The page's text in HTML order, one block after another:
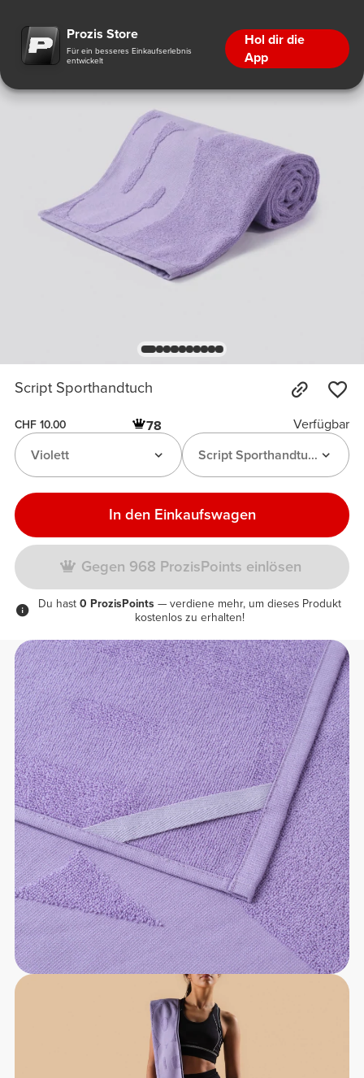
Prozis Store
Für ein besseres Einkaufserlebnis
entwickelt
Hol dir die
App
Script Sporthandtuch
CHF 10.00 78
Verfügbar
Script Sporthandtuch
Violett
In den Einkaufswagen
Gegen 968 ProzisPoints einlösen
Du hast 0 ProzisPoints — verdiene mehr, um dieses Produkt
kostenlos zu erhalten!